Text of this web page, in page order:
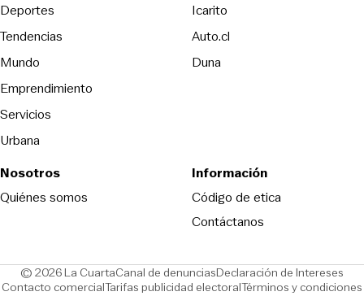
Deportes
Tendencias
Mundo
Emprendimiento
Servicios
Urbana
Icarito
Auto.cl
DunaOpens in new window
Nosotros
Quiénes somos
Información
Código de eticaOpens in new
Contáctanos
© 2026 La CuartaCanal de denunciasOpens in new window
Declaración de Intereses
Contacto comercialOpens in new window
Tarifas publicidad electoralOpens in new window
Términos y condiciones